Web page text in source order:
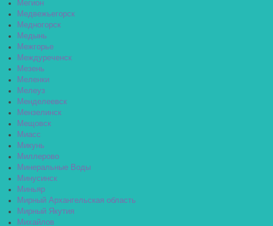
Мегион
Медвежьегорск
Медногорск
Медынь
Межгорье
Междуреченск
Мезень
Меленки
Мелеуз
Менделеевск
Мензелинск
Мещовск
Миасс
Микунь
Миллерово
Минеральные Воды
Минусинск
Миньяр
Мирный Архангельская область
Мирный Якутия
Михайлов